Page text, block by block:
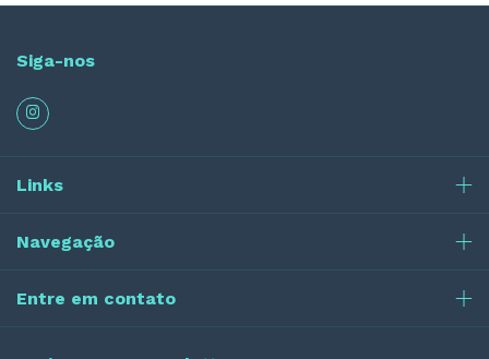
Siga-nos
Links
Navegação
Entre em contato